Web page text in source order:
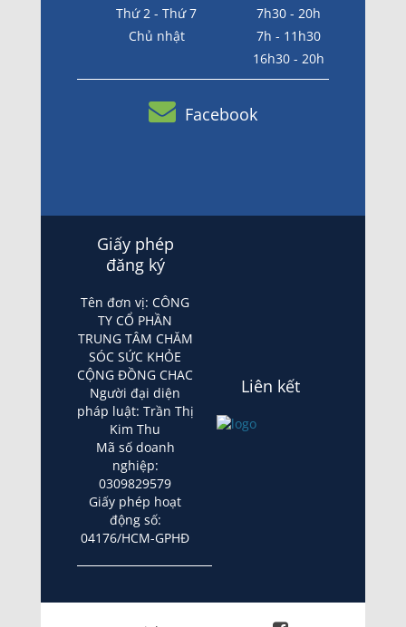
Thứ 2 - Thứ 7
7h30 - 20h
Chủ nhật
7h - 11h30
16h30 - 20h
Facebook
Giấy phép
đăng ký
Tên đơn vị: CÔNG
TY CỔ PHẦN
TRUNG TÂM CHĂM
SÓC SỨC KHỎE
CỘNG ĐỒNG CHAC
Người đại diện
pháp luật: Trần Thị
Kim Thu
Mã số doanh
nghiệp:
0309829579
Giấy phép hoạt
động số:
04176/HCM-GPHĐ
Liên kết